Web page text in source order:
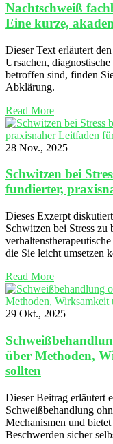
Nachtschweiß
Eine kurze,
Dieser Text erläutert
Ursachen,
betroffen sind, finden
Abklärung.
Read More
28 Nov., 2025
Schwitzen bei
fundierter,
Dieses Exzerpt
Schwitzen bei Stress zu
die Sie leicht umsetzen
Read More
29 Okt., 2025
über Methoden,
sollten
Dieser Beitrag erläutert
Schweißbehandlung
Mechanismen und
Beschwerden sicher